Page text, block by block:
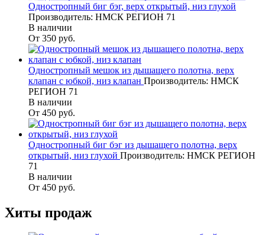
Одностропный биг бэг, верх открытый, низ глухой
Производитель: НМСК РЕГИОН 71
В наличии
От 350 руб.
Одностропный мешок из дышащего полотна, верх
клапан с юбкой, низ клапан Производитель: НМСК
РЕГИОН 71
В наличии
От 450 руб.
Одностропный биг бэг из дышащего полотна, верх
открытый, низ глухой Производитель: НМСК РЕГИОН
71
В наличии
От 450 руб.
Хиты продаж